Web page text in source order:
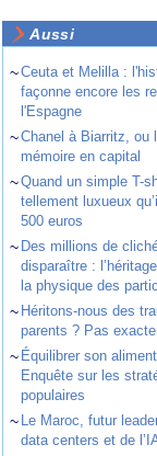
Aussi
~Ceuta et Melilla :
façonne encore les
l'Espagne
~Chanel à Biarritz, ou
mémoire en capital
~Quand un simple T-
tellement luxueux
500 euros
~ Des millions de
disparaître :
la physique des
~ Héritons-nous des
parents ? Pas
~ Équilibrer son
Enquête sur les
populaires
~ Le Maroc, futur
data centers et de